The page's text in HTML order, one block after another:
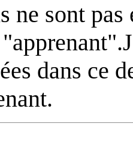
ne sont
dans ce